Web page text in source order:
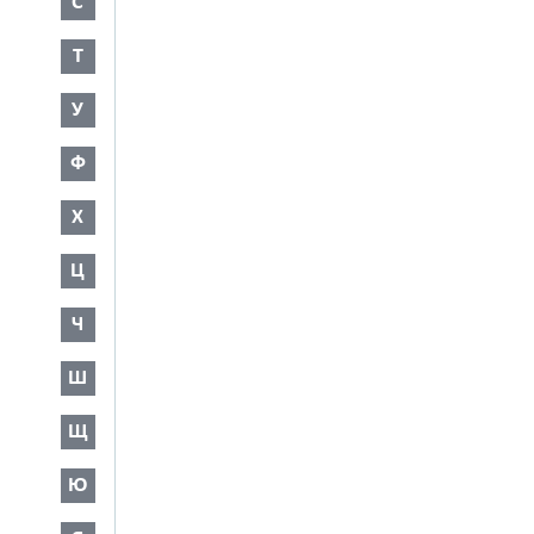
Т
У
Ф
Х
Ц
Ч
Ш
Щ
Ю